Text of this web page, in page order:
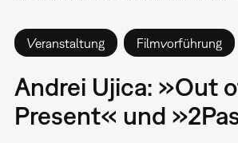
Veranstaltung Filmvorführung
Andrei Ujica: »Out
Present« und